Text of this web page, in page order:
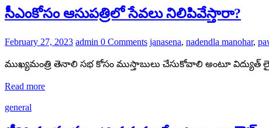
సీఎంకోసం ఆసుపత్రిలో సేవలు నిలిపివేస్తారా?
February 27, 2023 admin 0 Comments janasena, nadendla manohar,
ముఖ్యమంత్రి తెనాలి సభ కోసం ముస్తాబులు చేసుకోవాలి అంటూ విద్యుత్
Read more
general